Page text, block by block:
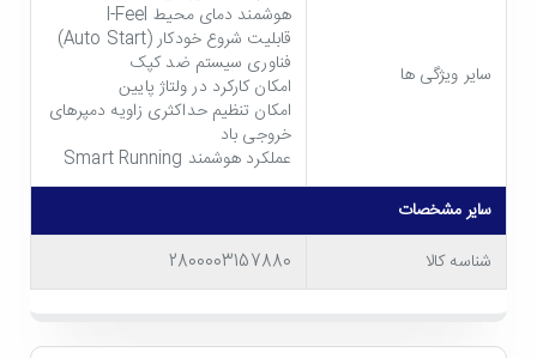
نصب و راه اندازی آسان
سایر ویژگی ها
هوشمند دمای محیط I-Feel
قابلیت شروع خودکار (Auto Start)
فناوری سیستم ضد کپک
امکان کارکرد در ولتاژ پایین
امکان تنظیم حداکثری زاویه دمپرهای
خروجی باد
عملکرد هوشمند Smart Running
سایر مشخصات
شناسه کالا
2800003157880